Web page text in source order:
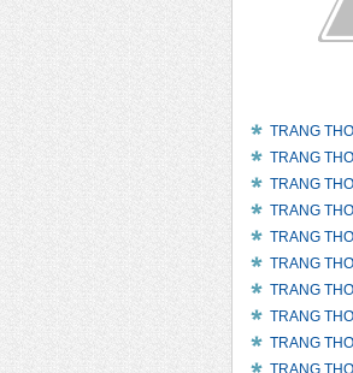
TRANG
TRANG
TRANG
TRANG
TRANG
TRANG
TRANG
TRANG
TRANG